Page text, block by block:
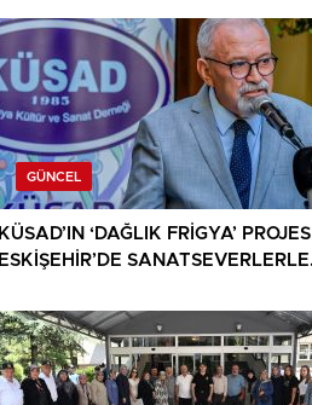
GÜNCEL
KÜSAD’IN ‘DAĞLIK FRİGYA’ PROJESİ
ESKİŞEHİR’DE SANATSEVERLERLE